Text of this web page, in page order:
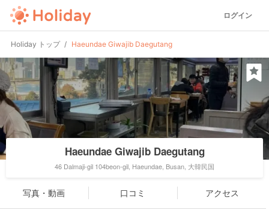
ログイン
Holiday トップ Haeundae Giwajib Daegutang
Haeundae Giwajib Daegutang
46 Dalmaji-gil 104beon-gil, Haeundae, Busan, 大韓民国
写真・動画 口コミ アクセス